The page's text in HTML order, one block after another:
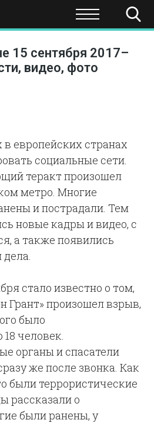
ЭКОНОМИКА НАУКА И
15 сентября 2017–
видео, фото
в европейских странах
социальные сети.
теракт произошел
метро. Многие
и пострадали. Тем
новые кадры и видео, с
а также появились
стало известно о том,
Грант» произошел взрыв,
было
человек.
органы и спасатели
же после звонка. Как
были террористические
рассказали о
были ранены, у